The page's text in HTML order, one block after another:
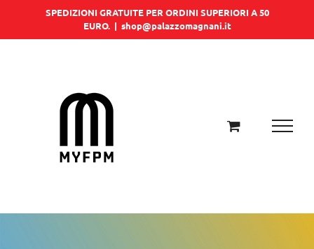
SPEDIZIONI GRATUITE PER ORDINI SUPERIORI A 50
EURO. | shop@palazzomagnani.it